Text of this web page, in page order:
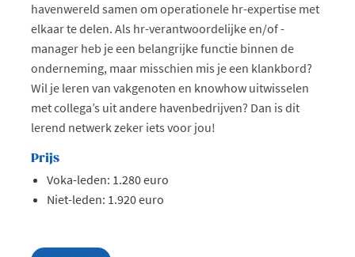
havenwereld samen om operationele hr-expertise met
elkaar te delen. Als hr-verantwoordelijke en/of -
manager heb je een belangrijke functie binnen de
onderneming, maar misschien mis je een klankbord?
Wil je leren van vakgenoten en knowhow uitwisselen
met collega’s uit andere havenbedrijven? Dan is dit
lerend netwerk zeker iets voor jou!
Prijs
Voka-leden: 1.280 euro
Niet-leden: 1.920 euro